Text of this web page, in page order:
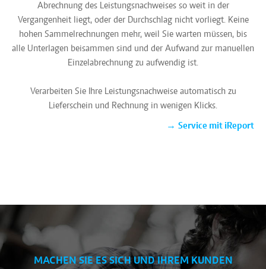
Abrechnung des Leistungsnachweises so weit in der
Vergangenheit liegt, oder der Durchschlag nicht vorliegt. Keine
hohen Sammelrechnungen mehr, weil Sie warten müssen, bis
alle Unterlagen beisammen sind und der Aufwand zur manuellen
Einzelabrechnung zu aufwendig ist.
Verarbeiten Sie Ihre Leistungsnachweise automatisch zu
Lieferschein und Rechnung in wenigen Klicks.
→ Service mit iReport
MACHEN SIE ES SICH UND IHREM KUNDEN